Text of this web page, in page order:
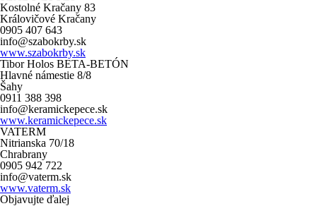
Kostolné Kračany 83
Královičové Kračany
0905 407 643
info@szabokrby.sk
www.szabokrby.sk
Tibor Holos BETA-BETÓN
Hlavné námestie 8/8
Šahy
0911 388 398
info@keramickepece.sk
www.keramickepece.sk
VATERM
Nitrianska 70/18
Chrabrany
0905 942 722
info@vaterm.sk
www.vaterm.sk
Objavujte ďalej